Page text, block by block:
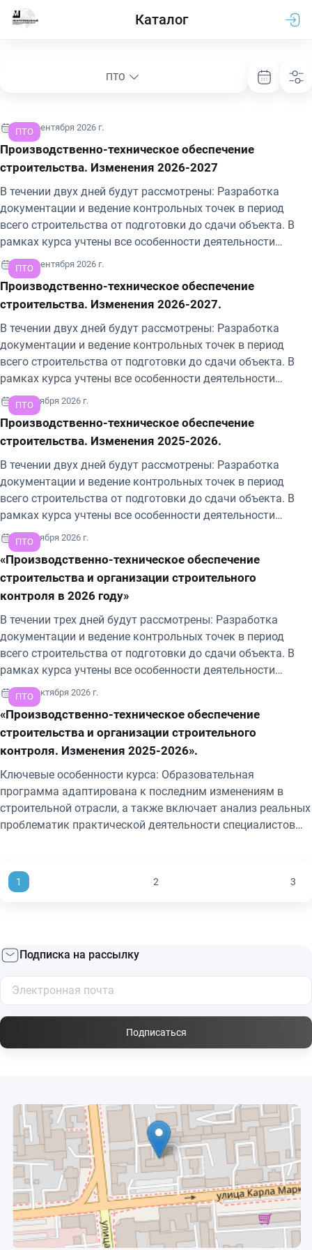
Каталог
ПТО
ПТО
16-18 сентября 2026 г.
Производственно-техническое обеспечение
строительства. Изменения 2026-2027
В течении двух дней будут рассмотрены: Разработка
документации и ведение контрольных точек в период
всего строительства от подготовки до сдачи объекта. В
рамках курса учтены все особенности деятельности
инженера производственно-технического отдела, а также
рассмотрены проблемные области и типичные ошибки
составления исполнительной документации, ведения
проектной документации.
ПТО
23-25 сентября 2026 г.
Производственно-техническое обеспечение
строительства. Изменения 2026-2027.
В течении двух дней будут рассмотрены: Разработка
документации и ведение контрольных точек в период
всего строительства от подготовки до сдачи объекта. В
рамках курса учтены все особенности деятельности
инженера производственно-технического отдела, а также
рассмотрены проблемные области и типичные ошибки
составления исполнительной документации, ведения
проектной документации.
ПТО
1-2 октября 2026 г.
Производственно-техническое обеспечение
строительства. Изменения 2025-2026.
В течении двух дней будут рассмотрены: Разработка
документации и ведение контрольных точек в период
всего строительства от подготовки до сдачи объекта. В
рамках курса учтены все особенности деятельности
инженера производственно-технического отдела, а также
рассмотрены проблемные области и типичные ошибки
составления исполнительной документации, ведения
проектной документации.
ПТО
7-9 октября 2026 г.
«Производственно-техническое обеспечение
строительства и организации строительного
контроля в 2026 году»
В течении трех дней будут рассмотрены: Разработка
документации и ведение контрольных точек в период
всего строительства от подготовки до сдачи объекта. В
рамках курса учтены все особенности деятельности
инженера производственно-технического отдела, а также
рассмотрены проблемные области и типичные ошибки
составления исполнительной документации, ведения
проектной документации.
ПТО
28-30 октября 2026 г.
«Производственно-техническое обеспечение
строительства и организации строительного
контроля. Изменения 2025-2026».
Ключевые особенности курса: Образовательная
программа адаптирована к последним изменениям в
строительной отрасли, а также включает анализ реальных
проблематик практической деятельности специалистов
строительства в рамках курса.
1 2 3
Подписка на рассылку
Подписаться